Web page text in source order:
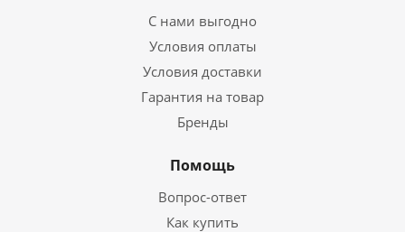
С нами выгодно
Условия оплаты
Условия доставки
Гарантия на товар
Бренды
Помощь
Вопрос-ответ
Как купить